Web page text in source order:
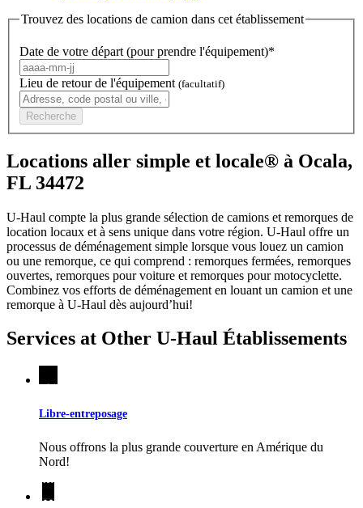
Trouvez des locations de camion dans cet établissement
Date de votre départ (pour prendre l'équipement)*
Lieu de retour de l'équipement (facultatif)
Recherche
Locations aller simple et locale® à Ocala,
FL 34472
U-Haul compte la plus grande sélection de camions et remorques de
location locaux et à sens unique dans votre région. U-Haul offre un
processus de déménagement simple lorsque vous louez un camion
ou une remorque, ce qui comprend : remorques fermées, remorques
ouvertes, remorques pour voiture et remorques pour motocyclette.
Combinez vos efforts de déménagement en louant un camion et une
remorque à U-Haul dès aujourd’hui!
Services at Other U-Haul Établissements
Libre-entreposage
Nous offrons la plus grande couverture en Amérique du
Nord!